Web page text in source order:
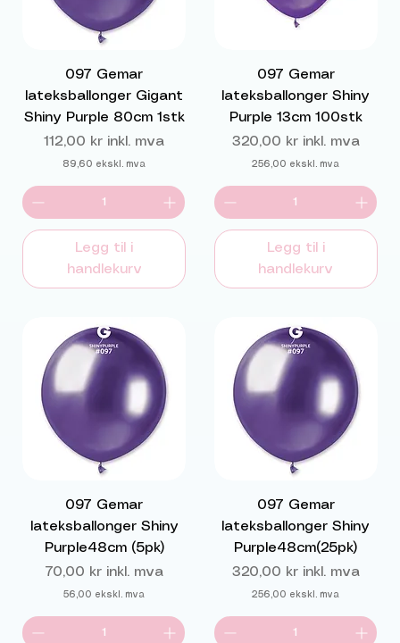
097 Gemar
lateksballonger Gigant
Shiny Purple 80cm 1stk
Pris
112,00 kr inkl. mva
89,60 ekskl. mva
Legg til i
handlekurv
097 Gemar
lateksballonger Shiny
Purple 13cm 100stk
Pris
320,00 kr inkl. mva
256,00 ekskl. mva
Legg til i
handlekurv
097 Gemar
lateksballonger Shiny
Purple48cm (5pk)
Pris
70,00 kr inkl. mva
56,00 ekskl. mva
097 Gemar
lateksballonger Shiny
Purple48cm(25pk)
Pris
320,00 kr inkl. mva
256,00 ekskl. mva